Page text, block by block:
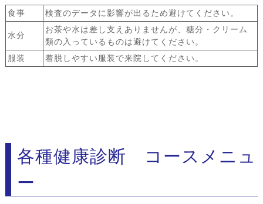
食事 検査のデータに影響が出るため避けてください。
水分
お茶や水は差し支えありませんが、糖分・クリーム
類の入っているものは避けてください。
服装
着脱しやすい服装で来院してください。
各種健康診断 コースメニュ
ー